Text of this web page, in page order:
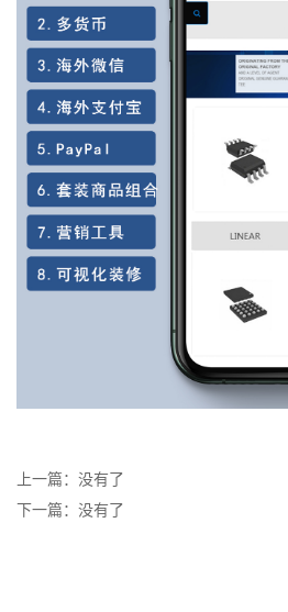
上一篇：没有了
下一篇：没有了